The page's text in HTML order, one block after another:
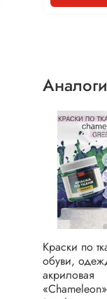
Краски по
обуви,
акриловая